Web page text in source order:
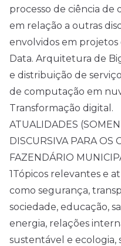
processo de ciência de
em relação a outras
envolvidos em projetos
Data. Arquitetura de
e distribuição de
de computação em
Transformação digital.
ATUALIDADES
DISCURSIVA PARA OS
FAZENDÁRIO
1Tópicos relevantes e
como segurança,
sociedade, educação,
energia, relações
sustentável e ecologia,